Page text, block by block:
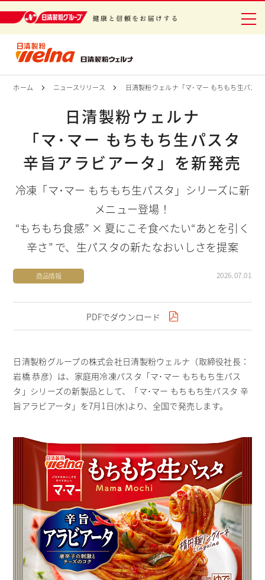
ホーム ニュースリリース 日清製粉ウェルナ 「マ･マー もちもち生パス
日清製粉ウェルナ
「マ･マー もちもち生パスタ
辛旨アラビアータ」 を新発売
冷凍「マ･マー もちもち生パスタ」シリーズに新
メニュー登場！
“もちもち食感” × 夏にこそ食べたい“あとを引く
辛さ” で、 生パスタの新たなおいしさを提案
商品情報 2026.07.01
PDFでダウンロード
日清製粉グループの株式会社日清製粉ウェルナ（取締役社長：
岩橋 恭彦）は、家庭用冷凍パスタ「マ･マー もちもち生パス
タ」シリーズの新製品として、「マ･マー もちもち生パスタ 辛
旨アラビアータ」を7月1日(水)より、全国で発売します。